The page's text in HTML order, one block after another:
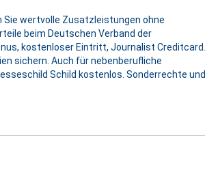
Sie wertvolle Zusatzleistungen ohne
beim Deutschen Verband der
kostenloser Eintritt, Journalist Creditcard.
sichern. Auch für nebenberufliche
Schild kostenlos. Sonderrechte und